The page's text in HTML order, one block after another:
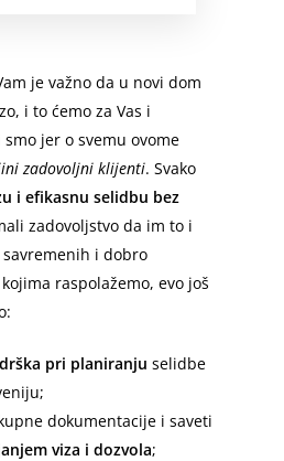
je važno da u novi dom
i to ćemo za Vas i
jer o svemu ovome
zadovoljni klijenti. Svako
i efikasnu selidbu bez
zadovoljstvo da im to i
i dobro
raspolažemo, evo još
pri planiranju selidbe
dokumentacije i saveti
viza i dozvola;